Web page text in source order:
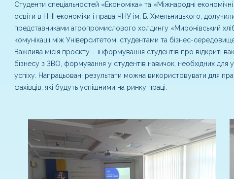
Студенти спеціальностей «Економіка» та «Міжнародні
освіти в ННІ економіки і права ЧНУ ім. Б. Хмельницького,
представниками агропромислового холдингу «Миронівський
комунікації між Університетом, студентами та бізнес-
Важлива місія проєкту – інформування студентів про відкриті
бізнесу з ЗВО, формування у студентів навичок, необхідних для
успіху. Напрацьовані результати можна використовувати для
фахівців, які будуть успішними на ринку праці.